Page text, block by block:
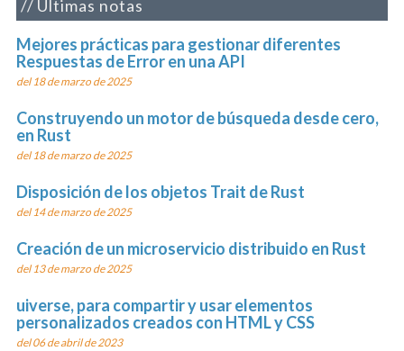
Últimas notas
Mejores prácticas para gestionar diferentes
Respuestas de Error en una API
del 18 de marzo de 2025
Construyendo un motor de búsqueda desde cero,
en Rust
del 18 de marzo de 2025
Disposición de los objetos Trait de Rust
del 14 de marzo de 2025
Creación de un microservicio distribuido en Rust
del 13 de marzo de 2025
uiverse, para compartir y usar elementos
personalizados creados con HTML y CSS
del 06 de abril de 2023